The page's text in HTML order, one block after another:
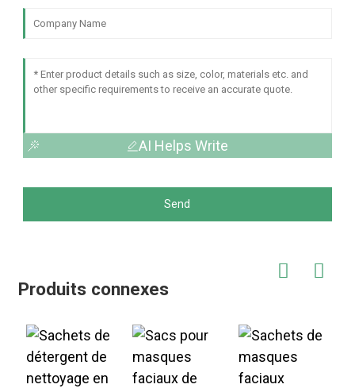
AI Helps Write
Send
Produits connexes